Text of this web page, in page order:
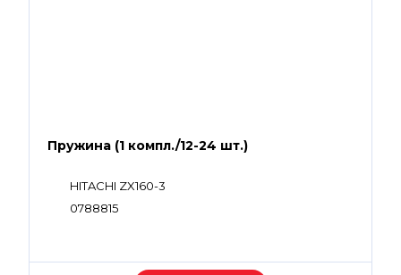
Пружина (1 компл./12-24 шт.)
HITACHI ZX160-3
0788815